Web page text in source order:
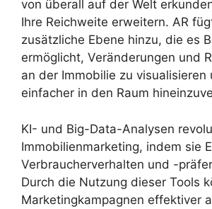
von überall auf der Welt
Ihre Reichweite erweitern. AR
zusätzliche Ebene hinzu, die es
ermöglicht, Veränderungen und
an der Immobilie zu visualisieren
einfacher in den Raum
KI- und Big-Data-Analysen
Immobilienmarketing, indem sie
Verbraucherverhalten und -
Durch die Nutzung dieser Tools
Marketingkampagnen effektiver